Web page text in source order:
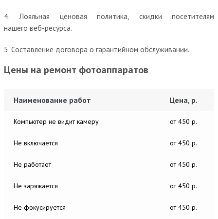
4. Лояльная ценовая политика, скидки посетителям
нашего веб-ресурса.
5. Составление договора о гарантийном обслуживании.
Цены на ремонт фотоаппаратов
Наименование работ Цена, р.
Компьютер не видит камеру от 450 р.
Не включается от 450 р.
Не работает от 450 р.
Не заряжается от 450 р.
Не фокусируется от 450 р.